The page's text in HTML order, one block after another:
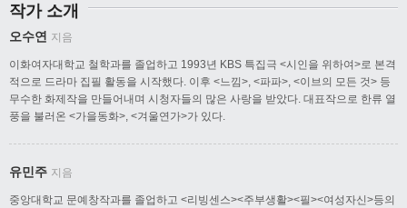
작가 소개
오수연 지음
이화여자대학교 철학과를 졸업하고 1993년 KBS 특집극 <시인을 위하여>로 본격
적으로 드라마 집필 활동을 시작했다. 이후 <느낌>, <파파>, <이브의 모든 것> 등
무수한 화제작을 만들어내며 시청자들의 많은 사랑을 받았다. 대표작으로 한류 열
풍을 불러온 <가을동화>, <겨울연가>가 있다.
유민주 지음
중앙대학교 문예창작과를 졸업하고 <리빙센스><주부생활><필><여성자신>등의